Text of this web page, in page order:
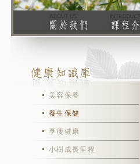
美容保養
養生保健
享瘦健康
小樹成長里程